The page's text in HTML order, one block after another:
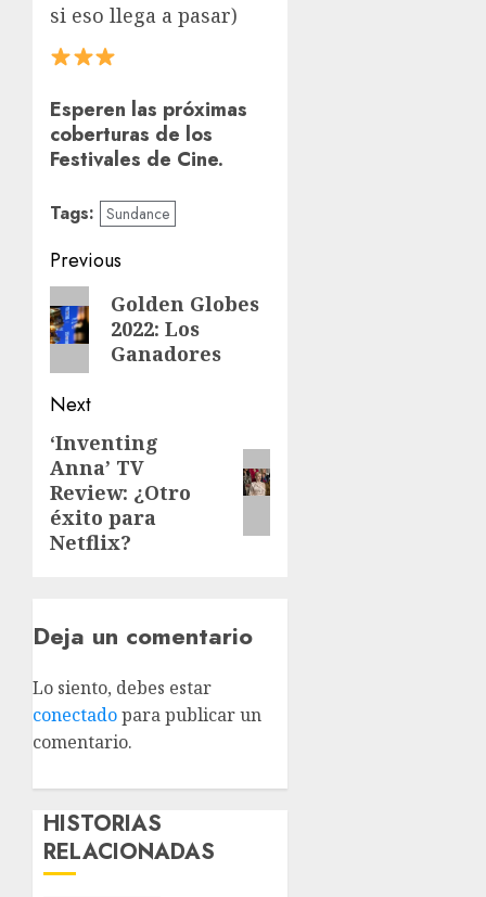
si eso llega a pasar)
Esperen las próximas
coberturas de los
Festivales de Cine.
Tags: Sundance
Previous
Golden Globes
2022: Los
Ganadores
Next
‘Inventing
Anna’ TV
Review: ¿Otro
éxito para
Netflix?
Deja un comentario
Lo siento, debes estar
conectadopara publicar un
comentario.
HISTORIAS
RELACIONADAS